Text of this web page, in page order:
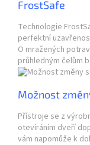
FrostSafe
Technologie
perfektní
O mražených
průhledným čelům
Možnost
Přístroje se z
otevíráním dveří
vám napomůže k